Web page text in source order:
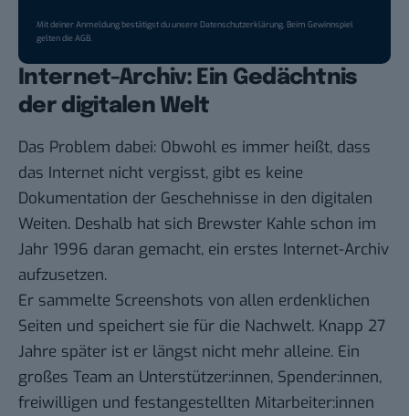
Mit deiner Anmeldung bestätigst du unsereDatenschutzerklärung. Beim Gewinnspiel
gelten dieAGB.
Internet-Archiv: Ein Gedächtnis
der digitalen Welt
Das Problem dabei: Obwohl es immer heißt, dass
das Internet nicht vergisst, gibt es keine
Dokumentation der Geschehnisse in den digitalen
Weiten. Deshalb hat sich Brewster Kahle schon im
Jahr 1996 daran gemacht, ein erstes Internet-Archiv
aufzusetzen.
Er sammelte Screenshots von allen erdenklichen
Seiten und speichert sie für die Nachwelt. Knapp 27
Jahre später ist er längst nicht mehr alleine. Ein
großes Team an Unterstützer:innen, Spender:innen,
freiwilligen und festangestellten Mitarbeiter:innen